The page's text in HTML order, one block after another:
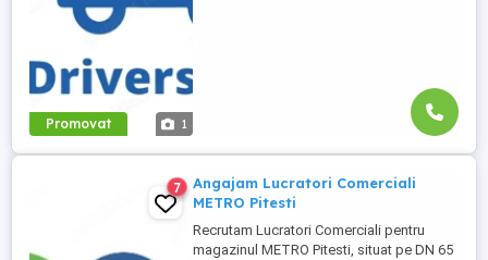
Promovat 1
7
Angajam Lucratori Comerciali
METRO Pitesti
Recrutam Lucratori Comerciali pentru
magazinul METRO Pitesti, situat pe DN 65